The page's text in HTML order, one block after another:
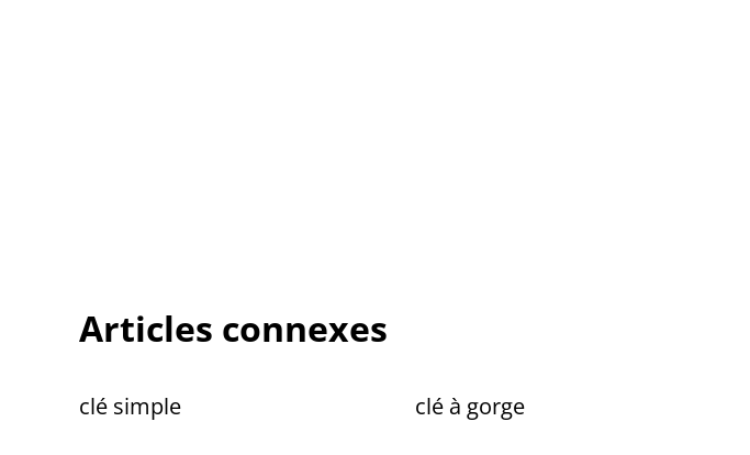
Articles connexes
clé simple clé à gorge